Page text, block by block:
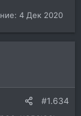
4 Дек 2020
#1.634